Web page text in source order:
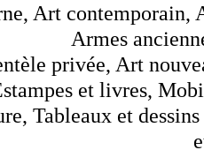
Art contemporain,
Armes
privée, Art
et livres,
Tableaux et